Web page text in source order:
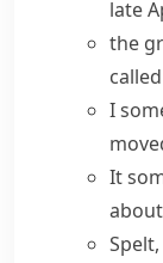
late
the
called
I
It
Spelt,